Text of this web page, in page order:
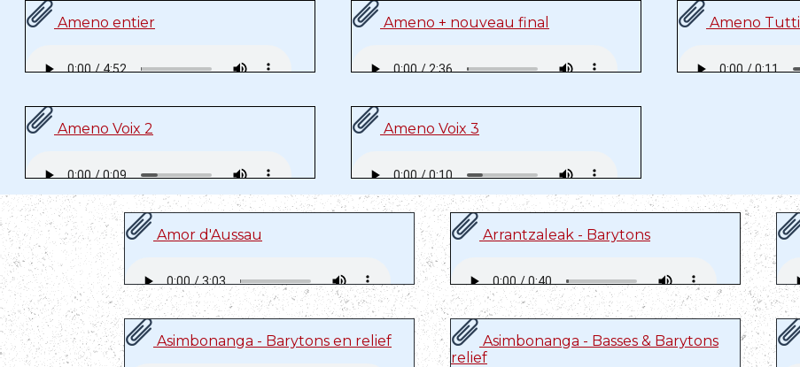
Ameno entier Ameno + nouveau final Ameno Tutti
Ameno Voix 2 Ameno Voix 3
Amor d'Aussau Arrantzaleak - Barytons
Asimbonanga - Barytons en relief
Asimbonanga - Basses & Barytons
relief